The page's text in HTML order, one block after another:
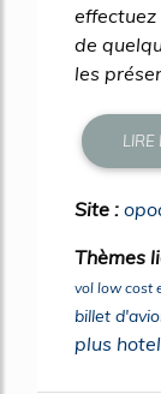
effectuez
de
les
LIRE
Site :
Thèmes
vol low cost
billet
plus